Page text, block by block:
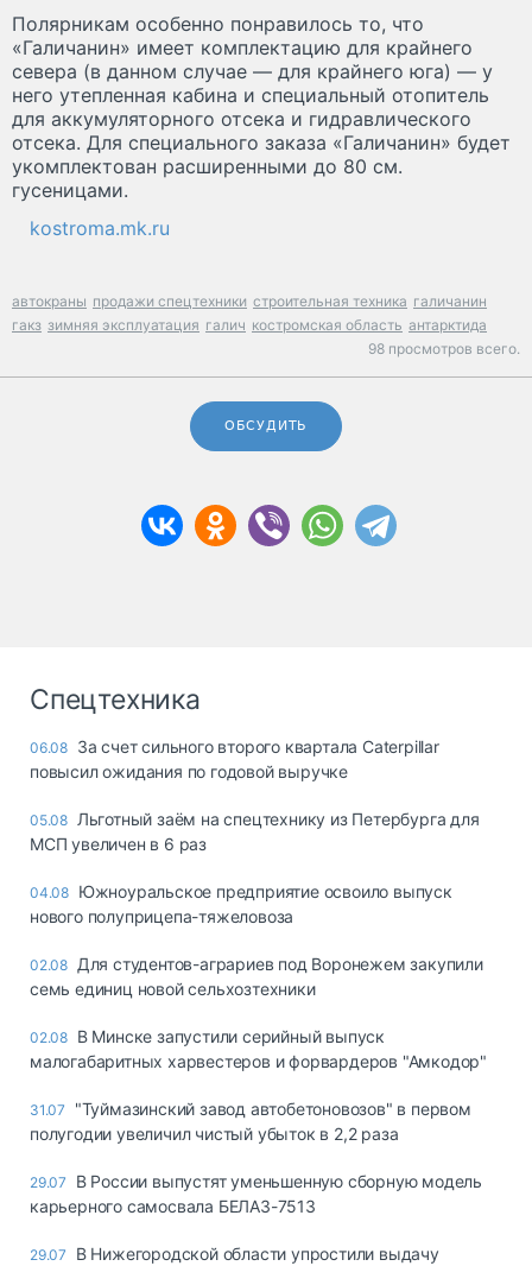
Полярникам особенно понравилось то, что
«Галичанин» имеет комплектацию для крайнего
севера (в данном случае — для крайнего юга) — у
него утепленная кабина и специальный отопитель
для аккумуляторного отсека и гидравлического
отсека. Для специального заказа «Галичанин» будет
укомплектован расширенными до 80 см.
гусеницами.
kostroma.mk.ru
автокраны продажи спецтехники строительная техника галичанин
гакз зимняя эксплуатация галич костромская область антарктида
98 просмотров всего.
ОБСУДИТЬ
Спецтехника
06.08 За счет сильного второго квартала Caterpillar
повысил ожидания по годовой выручке
05.08 Льготный заём на спецтехнику из Петербурга для
МСП увеличен в 6 раз
04.08 Южноуральское предприятие освоило выпуск
нового полуприцепа-тяжеловоза
02.08 Для студентов-аграриев под Воронежем закупили
семь единиц новой сельхозтехники
02.08 В Минске запустили серийный выпуск
малогабаритных харвестеров и форвардеров "Амкодор"
31.07
"Туймазинский завод автобетоновозов" в первом
полугодии увеличил чистый убыток в 2,2 раза
29.07
В России выпустят уменьшенную сборную модель
карьерного самосвала БЕЛАЗ-7513
29.07
В Нижегородской области упростили выдачу